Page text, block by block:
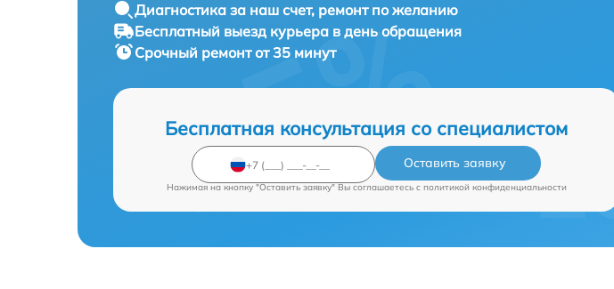
Диагностика за наш счет, ремонт по желанию
Бесплатный выезд курьера в день обращения
Срочный ремонтот 35 минут
Бесплатная консультация со специалистом
Оставить заявку
Нажимая на кнопку "Оставить заявку" Вы соглашаетесь c политикой конфиденциальности